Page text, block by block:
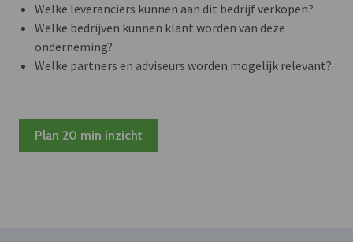
Welke leveranciers kunnen aan dit bedrijf verkopen?
Welke bedrijven kunnen klant worden van deze
onderneming?
Welke partners en adviseurs worden mogelijk relevant?
Plan 20 min inzicht